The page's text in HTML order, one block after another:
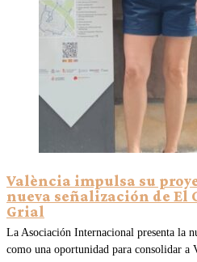
València impulsa su
nueva señalización de El
Grial
La Asociación Internacional presenta la
como una oportunidad para consolidar a